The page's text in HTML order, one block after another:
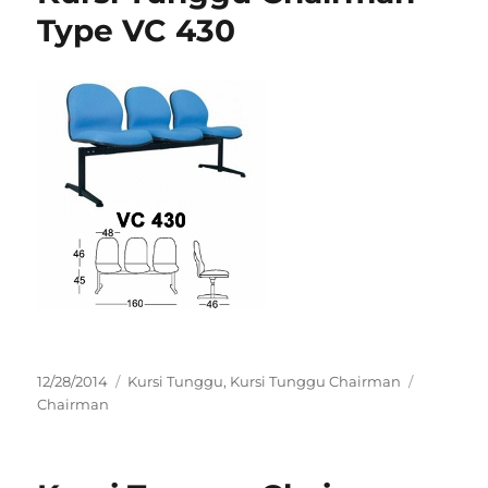
Type VC 430
Posted
on
12/28/2014 Categories
Kursi Tunggu, Kursi Tunggu Chairman
Chairman